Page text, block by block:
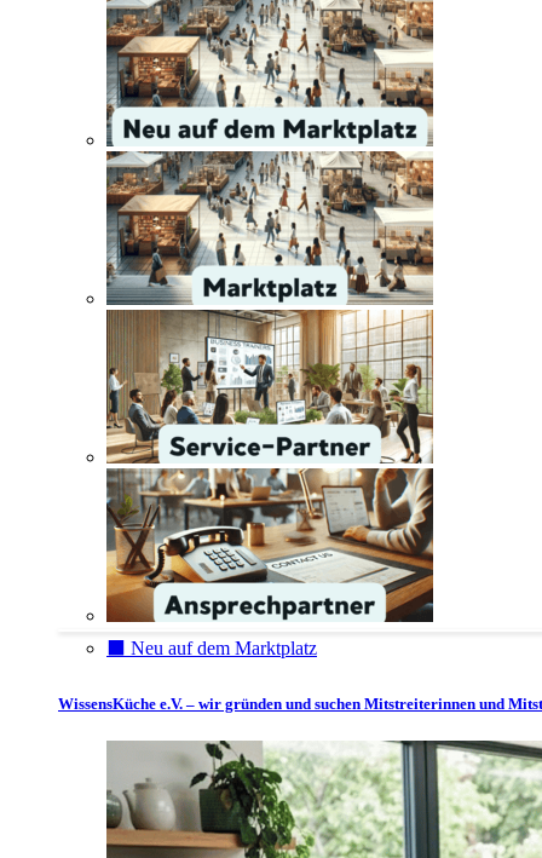
⬛️ Neu auf dem Marktplatz
WissensKüche e.V. – wir gründen und suchen Mitstreiterinnen und